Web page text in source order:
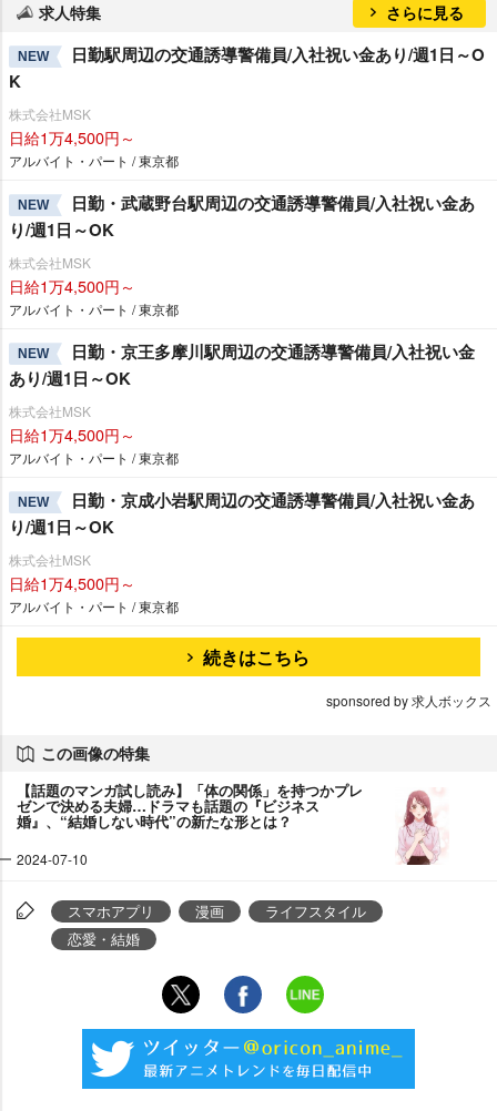
求人特集 さらに見る
NEW
日勤駅周辺の交通誘導警備員/入社祝い金あり/週1日～O
K
株式会社MSK
日給1万4,500円～
アルバイト・パート / 東京都
NEW
日勤・武蔵野台駅周辺の交通誘導警備員/入社祝い金あ
り/週1日～OK
株式会社MSK
日給1万4,500円～
アルバイト・パート / 東京都
NEW
日勤・京王多摩川駅周辺の交通誘導警備員/入社祝い金
あり/週1日～OK
株式会社MSK
日給1万4,500円～
アルバイト・パート / 東京都
NEW
日勤・京成小岩駅周辺の交通誘導警備員/入社祝い金あ
り/週1日～OK
株式会社MSK
日給1万4,500円～
アルバイト・パート / 東京都
続きはこちら
sponsored by 求人ボックス
この画像の特集
【話題のマンガ試し読み】「体の関係」を持つかプレ
ゼンで決める夫婦…ドラマも話題の『ビジネス
婚』、“結婚しない時代”の新たな形とは？
2024-07-10
スマホアプリ 漫画
ライフスタイル
恋愛・結婚